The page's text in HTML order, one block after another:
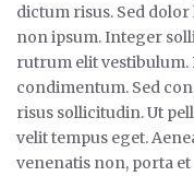
dictum risus. Sed
non ipsum. Integer
rutrum elit vestibulum.
condimentum. Sed
risus sollicitudin. Ut
velit tempus eget.
venenatis non, porta